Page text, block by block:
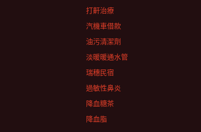
打鼾治療
汽機車借款
油污清潔劑
淡暖暖通水管
瑞穗民宿
過敏性鼻炎
降血糖茶
降血脂